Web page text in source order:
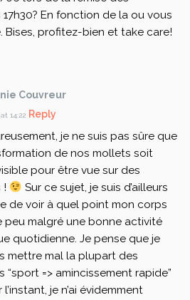
En fonction de la ou vous
Bises, profitez-bien et take care!
Couvreur
14:22 Reply
je ne suis pas sûre que
de nos mollets soit
pour être vue sur des
!
Sur ce sujet, je suis d’ailleurs
de voir à quel point mon corps
peu malgré une bonne activité
quotidienne. Je pense que je
mettre mal la plupart des
“sport => amincissement rapide”
l’instant, je n’ai évidemment